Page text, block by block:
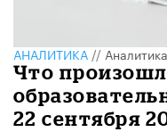
АНАЛИТИКА//Аналитика
Что
22 сентября